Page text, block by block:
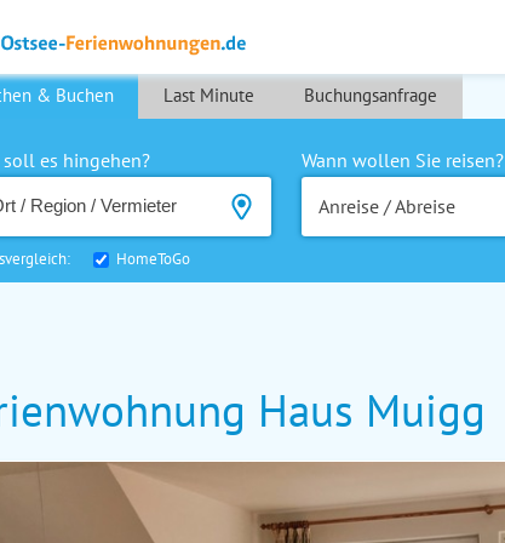
& Buchen Last Minute Buchungsanfrage
soll es hingehen?
Wann wollen Sie reisen?
Anreise / Abreise
HomeToGo
Haus Muigg